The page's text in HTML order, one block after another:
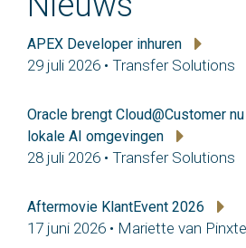
APEX Developer inhuren
29 juli 2026 • Transfer Solutions
Oracle brengt Cloud@Customer
lokale AI omgevingen
28 juli 2026 • Transfer Solutions
Aftermovie KlantEvent 2026
17 juni 2026 • Mariette van